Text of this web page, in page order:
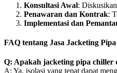
Konsultasi Awal:
Penawaran dan Kontrak:
Implementasi dan
FAQ tentang Jasa Jacketing
Q: Apakah jacketing pipa chiller
A: Ya, isolasi yang tepat dapat